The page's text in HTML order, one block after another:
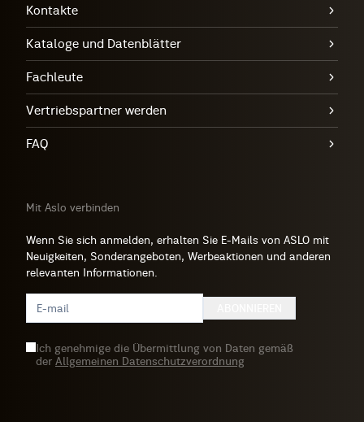
Kontakte
Kataloge und Datenblätter
Fachleute
Vertriebspartner werden
FAQ
Mit Aslo verbinden
Wenn Sie sich anmelden, erhalten Sie E-Mails von ASLO mit
Neuigkeiten, Sonderangeboten, Werbeaktionen und anderen
relevanten Informationen.
Ich genehmige die Übermittlung von Daten gemäß
der Allgemeinen Datenschutzverordnung